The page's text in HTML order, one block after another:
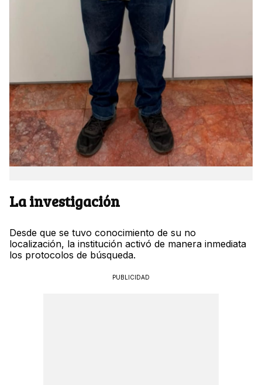
La investigación
Desde que se tuvo conocimiento de su no
localización, la institución activó de manera inmediata
los protocolos de búsqueda.
PUBLICIDAD